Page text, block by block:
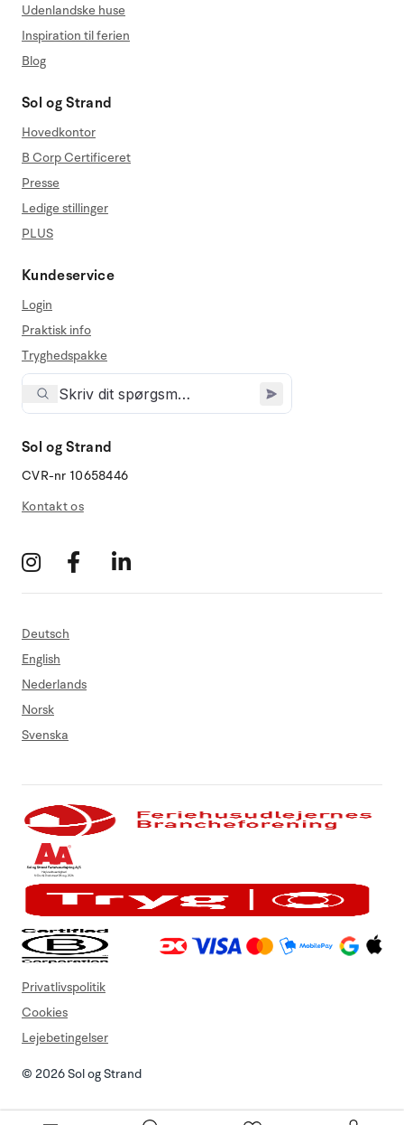
Udenlandske huse
Inspiration til ferien
Blog
Sol og Strand
Hovedkontor
B Corp Certificeret
Presse
Ledige stillinger
PLUS
Kundeservice
Login
Praktisk info
Tryghedspakke
Sol og Strand
CVR-nr 10658446
Kontakt os
Deutsch
English
Nederlands
Norsk
Svenska
© 2026 Sol og Strand
Privatlivspolitik
Cookies
Lejebetingelser